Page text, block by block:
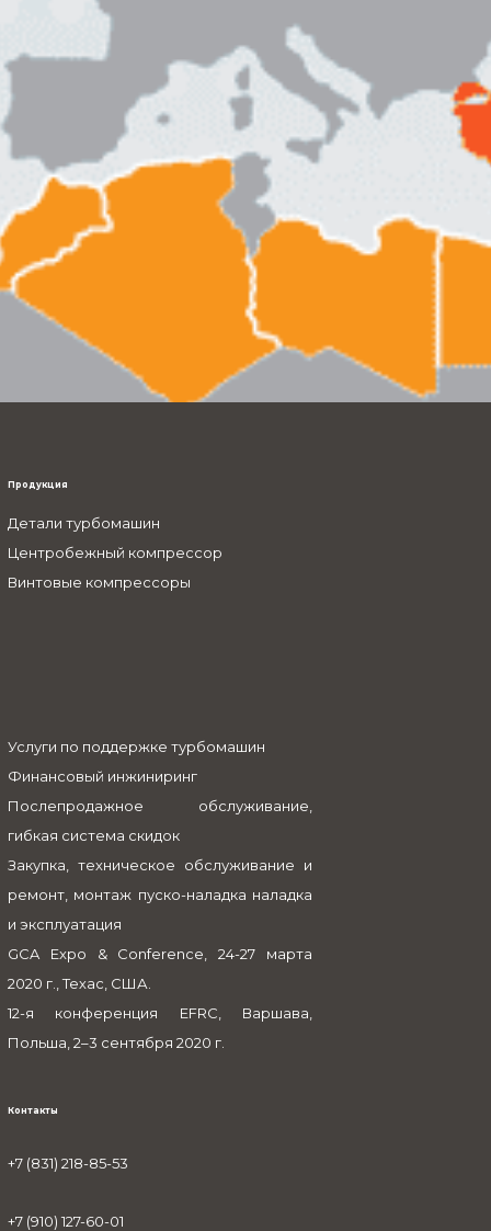
Продукция
Детали турбомашин
Центробежный компрессор
Винтовые компрессоры
Услуги по поддержке турбомашин
Финансовый инжиниринг
Послепродажное обслуживание,
гибкая система скидок
Закупка, техническое обслуживание и
ремонт, монтаж пуско-наладка наладка
и эксплуатация
GCA Expo & Conference, 24-27 марта
2020 г., Техас, США.
12-я конференция EFRC, Варшава,
Польша, 2–3 сентября 2020 г.
Контакты
+7 (831) 218-85-53
+7 (910) 127-60-01